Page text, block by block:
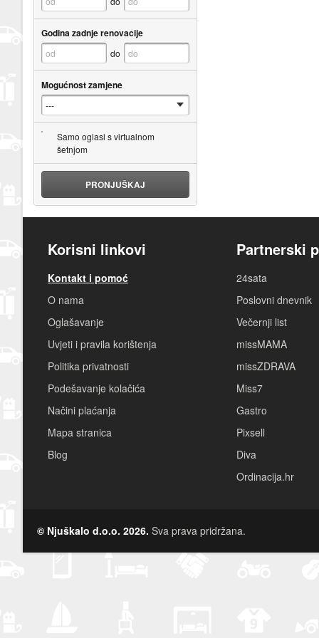
Godina zadnje renovacije
do
Mogućnost zamjene
Samo oglasi s virtualnom
šetnjom
PRONJUŠKAJ
Korisni linkovi
Kontakt i pomoć
O nama
Oglašavanje
Uvjeti i pravila korištenja
Politika privatnosti
Podešavanje kolačića
Načini plaćanja
Mapa stranica
Blog
Partnerski
24sata
Poslovni dnevnik
Večernji list
missMAMA
missZDRAVA
Miss7
Gastro
Pixsell
Diva
Ordinacija.hr
© Njuškalo d.o.o. 2026. Sva prava pridržana.